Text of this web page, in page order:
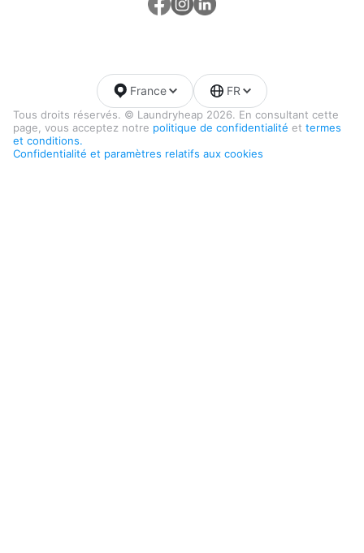
Tous droits réservés. © Laundryheap 2026. En consultant cette
page, vous acceptez notre politique de confidentialité et termes
et conditions.
Confidentialité et paramètres relatifs aux cookies
France FR